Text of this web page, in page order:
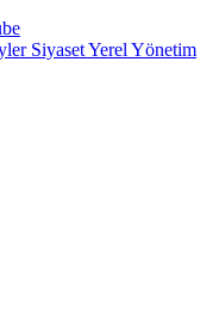
SiyasetYerel Yönetim